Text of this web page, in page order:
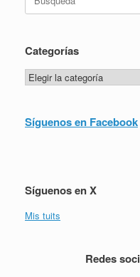
Categorías
Categorías
Síguenos en Facebook
Síguenos en X
Mis tuits
Redes